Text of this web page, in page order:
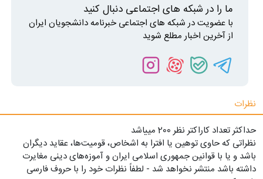
ما را در شبکه های اجتماعی دنبال کنید
با عضویت در شبکه های اجتماعی خبرنامه دانشجویان ایران
از آخرین اخبار مطلع شوید
نظرات
حداکثر تعداد کاراکتر نظر 200 ميياشد
نظراتی که حاوی توهین یا افترا به اشخاص، قومیت‌ها، عقاید دیگران
باشد و یا با قوانین جمهوری اسلامی ایران و آموزه‌های دینی مغایرت
داشته باشد منتشر نخواهد شد - لطفاً نظرات خود را با حروف فارسی